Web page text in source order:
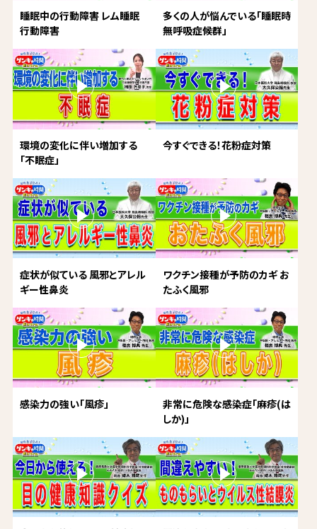
睡眠中の行動障害 レム睡眠
行動障害
多くの人が悩んでいる「睡眠時
無呼吸症候群」
環境の変化に伴い増加する
「不眠症」
今すぐできる！花粉症対策
症状が似ている 風邪とアレル
ギー性鼻炎
ワクチン接種が予防のカギ お
たふく風邪
感染力の強い「風疹」
非常に危険な感染症「麻疹(は
しか)」